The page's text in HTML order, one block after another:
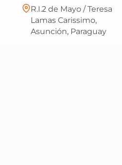
R.I.2 de Mayo / Teresa
Lamas Carissimo,
Asunción, Paraguay